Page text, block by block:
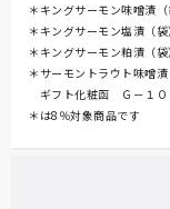
＊キングサーモン味噌漬（
＊キングサーモン塩漬（袋）
＊キングサーモン粕漬（袋）
＊サーモントラウト味噌漬
ギフト化粧函 Ｇ－１０
＊は8％対象商品です